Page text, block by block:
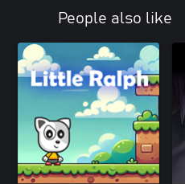
People also like